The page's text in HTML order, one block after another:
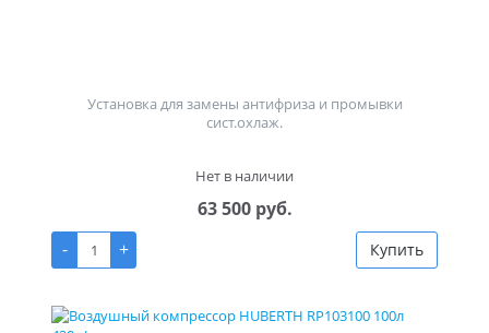
Установка для замены антифриза и промывки
сист.охлаж.
Нет в наличии
63 500 руб.
-
+ Купить